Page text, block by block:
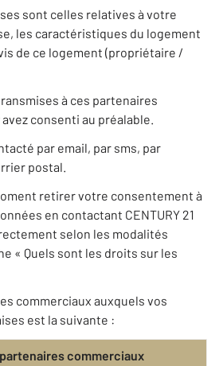
sont celles relatives à votre
les caractéristiques du logement
de ce logement (propriétaire /
à ces partenaires
consenti au préalable.
par email, par sms, par
postal.
retirer votre consentement à
en contactant CENTURY 21
selon les modalités
« Quels sont les droits sur les
commerciaux auxquels vos
est la suivante :
commerciaux